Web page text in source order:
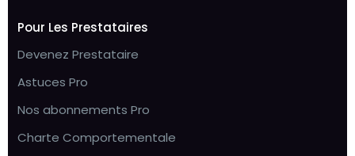
Pour Les Prestataires
Devenez Prestataire
Astuces Pro
Nos abonnements Pro
Charte Comportementale